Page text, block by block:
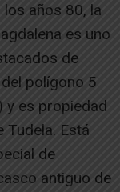
años 80, la
es uno
de
polígono 5
y es propiedad
Tudela. Está
de
antiguo de